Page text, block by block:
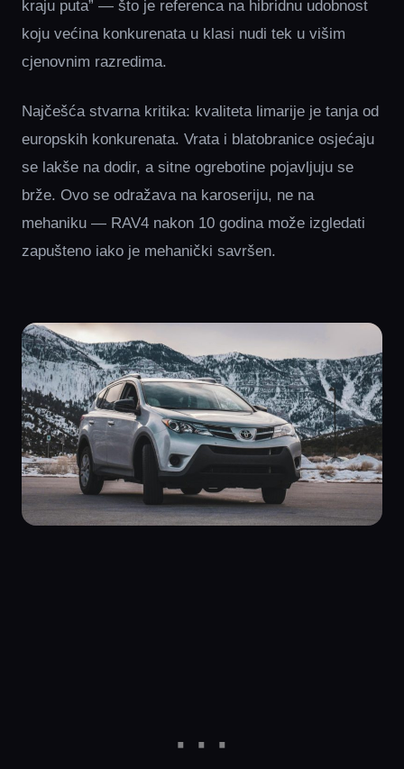
kraju puta” — što je referenca na hibridnu udobnost
koju većina konkurenata u klasi nudi tek u višim
cjenovnim razredima.
Najčešća stvarna kritika: kvaliteta limarije je tanja od
europskih konkurenata. Vrata i blatobranice osjećaju
se lakše na dodir, a sitne ogrebotine pojavljuju se
brže. Ovo se odražava na karoseriju, ne na
mehaniku — RAV4 nakon 10 godina može izgledati
zapušteno iako je mehanički savršen.